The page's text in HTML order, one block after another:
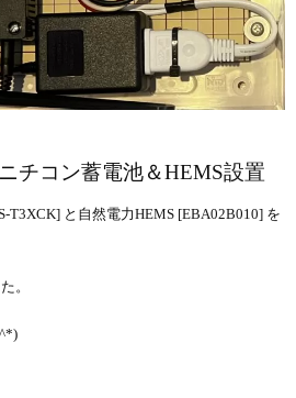
コン蓄電池＆HEMS設置
T3XCK] と自然電力HEMS [EBA02B010] を
。